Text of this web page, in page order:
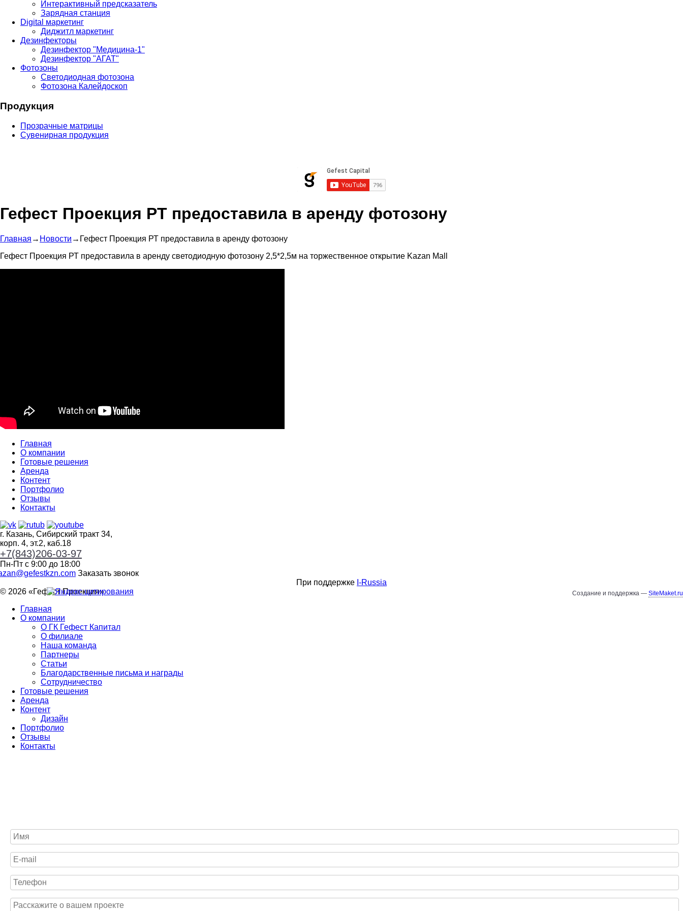
Интерактивный предсказатель
Зарядная станция
Digital маркетинг
Диджитл маркетинг
Дезинфекторы
Дезинфектор "Медицина-1"
Дезинфектор "АГАТ"
Фотозоны
Светодиодная фотозона
Фотозона Калейдоскоп
Продукция
Прозрачные матрицы
Сувенирная продукция
Гефест Проекция РТ предоставила в аренду фотозону
Главная → Новости → Гефест Проекция РТ предоставила в аренду фотозону
Гефест Проекция РТ предоставила в аренду светодиодную фотозону 2,5*2,5м на торжественное открытие Kazan Mall
Главная
О компании
Готовые решения
Аренда
Контент
Портфолио
Отзывы
Контакты
г. Казань, Сибирский тракт 34,
корп. 4, эт.2, каб.18
+7(843)206-03-97
Пн-Пт с 9:00 до 18:00
Заказать звонок
При поддержке I-Russia
© 2026 «Гефест Проекция» Создание и поддержка — SiteMaket.ru
Главная
О компании
О ГК Гефест Капитал
О филиале
Наша команда
Партнеры
Статьи
Благодарственные письма и награды
Сотрудничество
Готовые решения
Аренда
Контент
Дизайн
Портфолио
Отзывы
Контакты